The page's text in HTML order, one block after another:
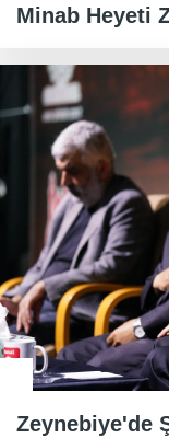
Minab Heyeti
Zeynebiye'de